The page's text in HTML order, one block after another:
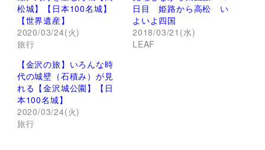
t
t
e
r
で
共
有
(
新
し
い
ウ
ィ
ン
ド
ウ
で
共
有
す
る
に
リ
ッ
ク
し
て
く
だ
さ
松城】【日本100名城】
【世界遺産】
2020/03/24(火)
旅行
日目 姫路から高松 い
よいよ四国
2018/03/21(水)
LEAF
【金沢の旅】いろんな時
代の城壁（石積み）が見
れる【金沢城公園】【日
本100名城】
2020/03/24(火)
旅行